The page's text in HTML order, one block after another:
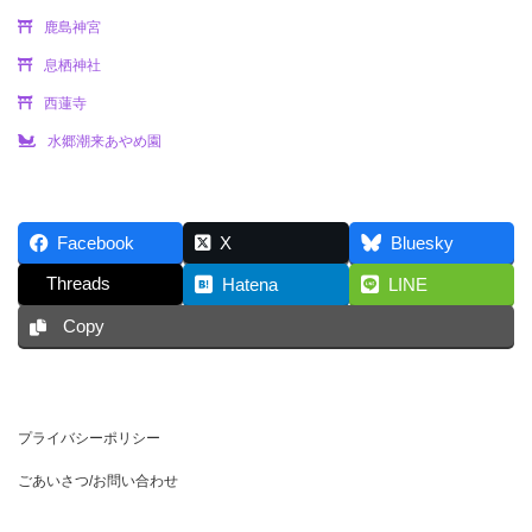
鹿島神宮
息栖神社
西蓮寺
水郷潮来あやめ園
Facebook X
Bluesky
Threads
Hatena LINE
Copy
プライバシーポリシー
ごあいさつ/お問い合わせ